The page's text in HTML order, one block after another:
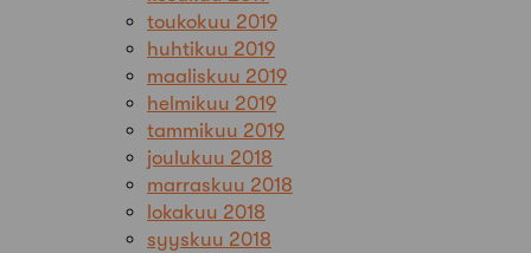
toukokuu 2019
huhtikuu 2019
maaliskuu 2019
helmikuu 2019
tammikuu 2019
joulukuu 2018
marraskuu 2018
lokakuu 2018
syyskuu 2018